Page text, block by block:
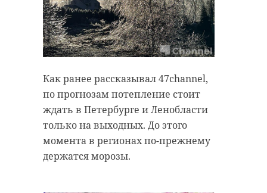
Как ранее рассказывал 47channel,
по прогнозам потепление стоит
ждать в Петербурге и Ленобласти
только на выходных. До этого
момента в регионах по-прежнему
держатся морозы.